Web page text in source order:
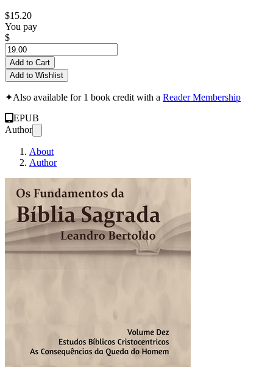
$15.20
You pay
$
Add to Cart
Add to Wishlist
✦Also available for 1 book credit with a Reader Membership
EPUB
Author
About
Author